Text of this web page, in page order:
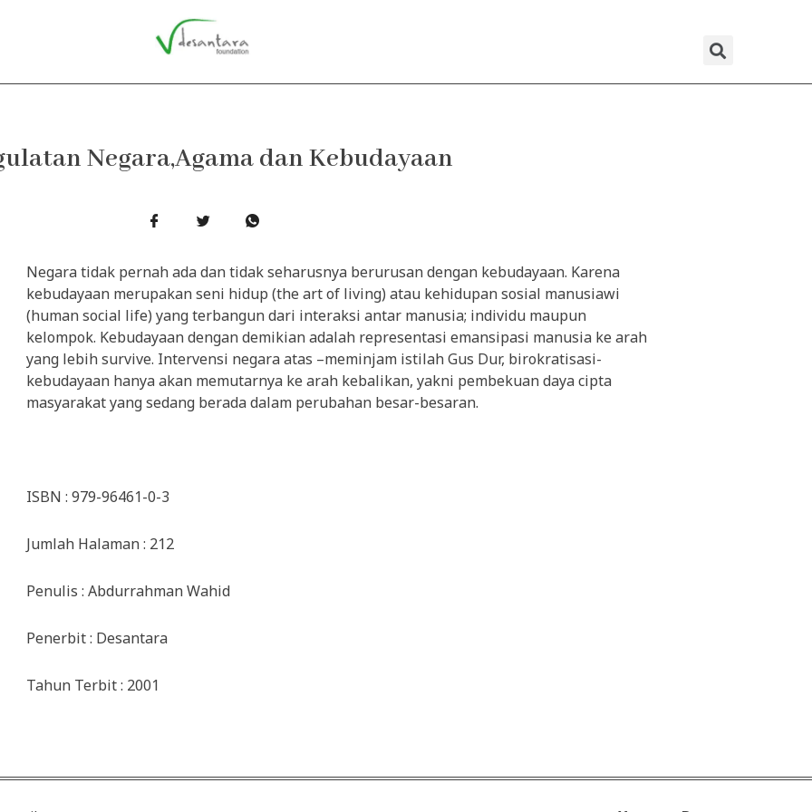
Negara,Agama dan Kebudayaan
Negara tidak pernah ada dan tidak seharusnya berurusan dengan kebudayaan. Karena
kebudayaan merupakan seni hidup (the art of living) atau kehidupan sosial manusiawi
(human social life) yang terbangun dari interaksi antar manusia; individu maupun
kelompok. Kebudayaan dengan demikian adalah representasi emansipasi manusia ke arah
yang lebih survive. Intervensi negara atas –meminjam istilah Gus Dur, birokratisasi-
kebudayaan hanya akan memutarnya ke arah kebalikan, yakni pembekuan daya cipta
masyarakat yang sedang berada dalam perubahan besar-besaran.
ISBN : 979-96461-0-3
Jumlah Halaman : 212
Penulis : Abdurrahman Wahid
Penerbit : Desantara
Tahun Terbit : 2001